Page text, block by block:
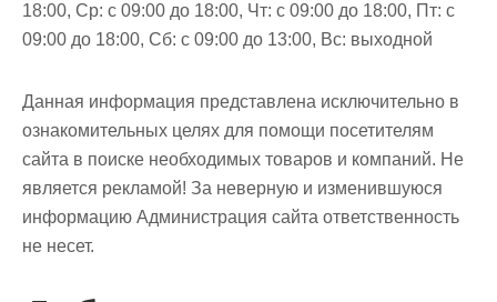
18:00, Ср: с 09:00 до 18:00, Чт: с 09:00 до 18:00, Пт: с
09:00 до 18:00, Сб: с 09:00 до 13:00, Вс: выходной
Данная информация представлена исключительно в
ознакомительных целях для помощи посетителям
сайта в поиске необходимых товаров и компаний. Не
является рекламой! За неверную и изменившуюся
информацию Администрация сайта ответственность
не несет.